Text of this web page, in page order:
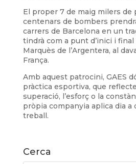
El proper 7 de maig milers de
centenars de bombers
carrers de Barcelona en un
tindrà com a punt d’inici i final
Marquès de l’Argentera, al
França.
Amb aquest patrocini, GAES
pràctica esportiva, que
superació, l’esforç o la
pròpia companyia aplica dia a
treball.
Cerca